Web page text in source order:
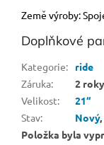
Země výroby:
Doplňkové
Kategorie:
ride
Záruka:
2 roky
Velikost:
21“
Stav: Nový,
Položka byla